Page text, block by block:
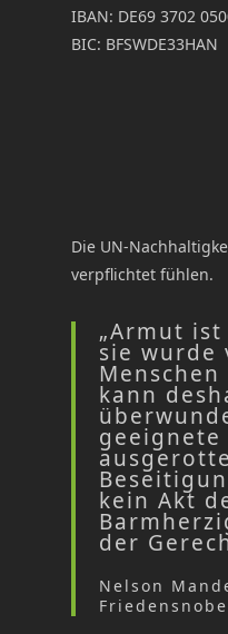
IBAN: DE69 3702
BIC: BFSWDE33HAN
Die UN-
verpflichtet fühlen.
„Armut
sie wurde
kann
geeignete
kein Akt
der
Nelson